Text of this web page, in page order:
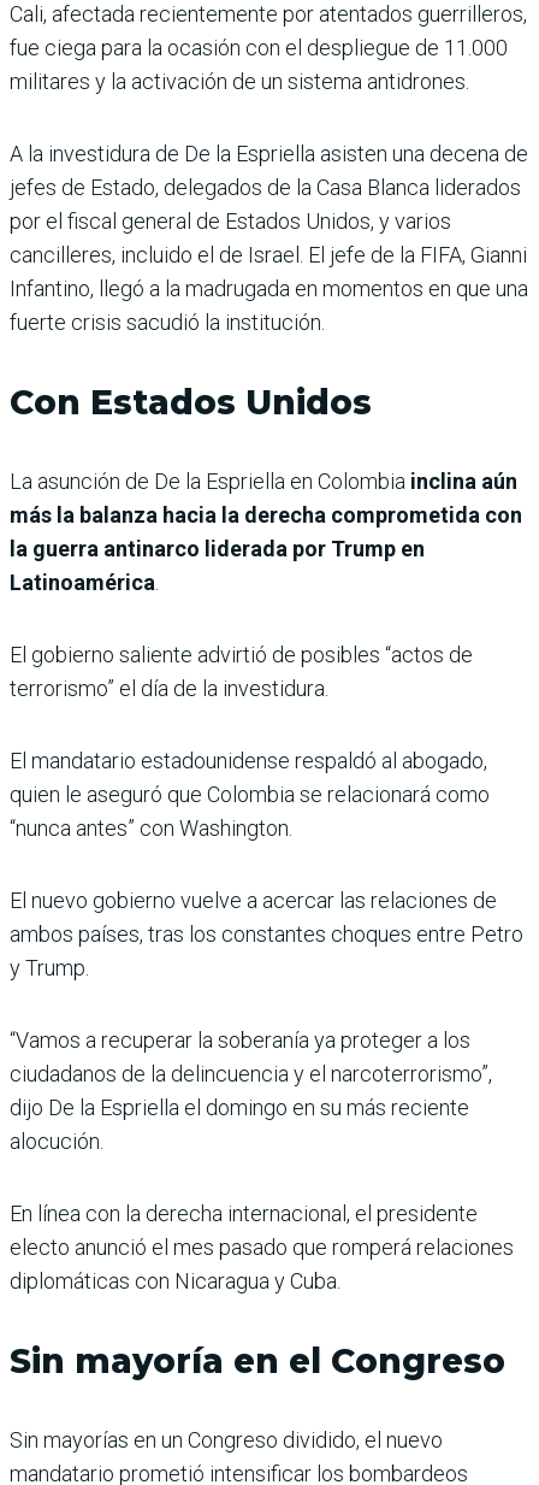
Cali, afectada recientemente por atentados guerrilleros,
fue ciega para la ocasión con el despliegue de 11.000
militares y la activación de un sistema antidrones.
A la investidura de De la Espriella asisten una decena de
jefes de Estado, delegados de la Casa Blanca liderados
por el fiscal general de Estados Unidos, y varios
cancilleres, incluido el de Israel. El jefe de la FIFA, Gianni
Infantino, llegó a la madrugada en momentos en que una
fuerte crisis sacudió la institución.
Con Estados Unidos
La asunción de De la Espriella en Colombia inclina aún
más la balanza hacia la derecha comprometida con
la guerra antinarco liderada por Trump en
Latinoamérica
El gobierno saliente advirtió de posibles “actos de
terrorismo” el día de la investidura.
El mandatario estadounidense respaldó al abogado,
quien le aseguró que Colombia se relacionará como
“nunca antes” con Washington.
El nuevo gobierno vuelve a acercar las relaciones de
ambos países, tras los constantes choques entre Petro
y Trump.
“Vamos a recuperar la soberanía ya proteger a los
ciudadanos de la delincuencia y el narcoterrorismo”,
dijo De la Espriella el domingo en su más reciente
alocución.
En línea con la derecha internacional, el presidente
electo anunció el mes pasado que romperá relaciones
diplomáticas con Nicaragua y Cuba.
Sin mayoría en el Congreso
Sin mayorías en un Congreso dividido, el nuevo
mandatario prometió intensificar los bombardeos